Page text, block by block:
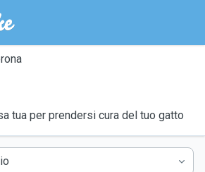
tua per prendersi cura del tuo gatto